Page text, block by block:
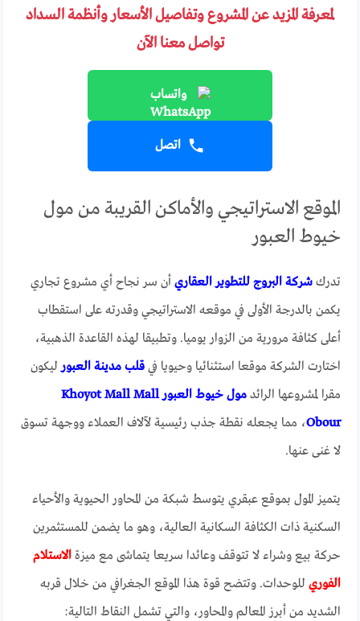
لمعرفة المزيد عن المشروع وتفاصيل الأسعار وأنظمة السداد
تواصل معنا الآن
واتساب
اتصل
الموقع الاستراتيجي والأماكن القريبة من مول
خيوط العبور
تدركشركة البروج للتطوير العقاري أن سر نجاح أي مشروع تجاري
يكمن بالدرجة الأولى في موقعه الاستراتيجي وقدرته على استقطاب
أعلى كثافة مرورية من الزوار يوميا. وتطبيقا لهذه القاعدة الذهبية،
اختارت الشركة موقعا استثنائيا وحيويا فيقلب مدينة العبورليكون
مقرا لمشروعها الرائد
مول خيوط العبور Khoyot Mall Mall
Obour، مما يجعله نقطة جذب رئيسية لآلاف العملاء ووجهة تسوق
لا غنى عنها.
يتميز المول بموقع عبقري يتوسط شبكة من المحاور الحيوية والأحياء
السكنية ذات الكثافة السكانية العالية، وهو ما يضمن للمستثمرين
حركة بيع وشراء لا تتوقف وعائدا سريعا يتماشى مع ميزةالاستلام
الفوري للوحدات. وتتضح قوة هذا الموقع الجغرافي من خلال قربه
الشديد من أبرز المعالم والمحاور، والتي تشمل النقاط التالية: